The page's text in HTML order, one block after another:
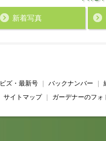
新着写真
ビズ・最新号｜ バックナンバー
サイトマップ｜ ガーデナーのフォ